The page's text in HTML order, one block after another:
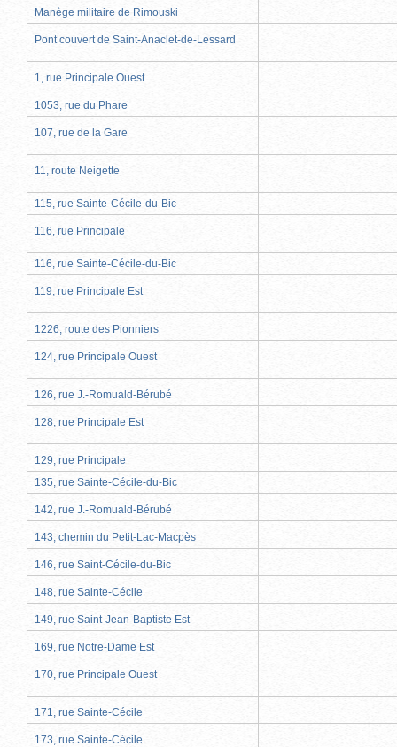
Manège militaire de Rimouski
Pont couvert de Saint-Anaclet-de-Lessard
1, rue Principale Ouest
1053, rue du Phare
107, rue de la Gare
11, route Neigette
115, rue Sainte-Cécile-du-Bic
116, rue Principale
116, rue Sainte-Cécile-du-Bic
119, rue Principale Est
1226, route des Pionniers
124, rue Principale Ouest
126, rue J.-Romuald-Bérubé
128, rue Principale Est
129, rue Principale
135, rue Sainte-Cécile-du-Bic
142, rue J.-Romuald-Bérubé
143, chemin du Petit-Lac-Macpès
146, rue Saint-Cécile-du-Bic
148, rue Sainte-Cécile
149, rue Saint-Jean-Baptiste Est
169, rue Notre-Dame Est
170, rue Principale Ouest
171, rue Sainte-Cécile
173, rue Sainte-Cécile